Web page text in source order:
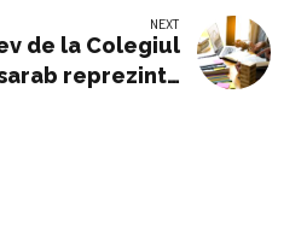
NEXT
de la Colegiul
reprezintă